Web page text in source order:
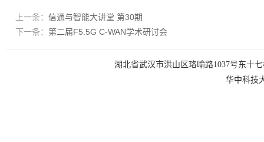
上一条： 信通与智能大讲堂 第30期
下一条： 第二届F5.5G C-WAN学术研讨会
湖北省武汉市洪山区珞喻路1037号东十
华中科技